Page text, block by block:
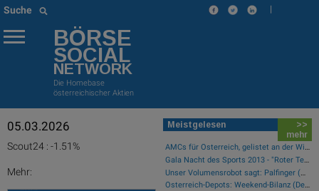
Suche |
BÖRSE
SOCIAL
NETWORK
Die Homebase
österreichischer Aktien
05.03.2026
Scout24 : -1.51%
Mehr:
Meistgelesen
>>
mehr
AMCs für Österreich, gelistet an der Wiener Börse
Gala Nacht des Sports 2013 - "Roter Teppich"
Unser Volumensrobot sagt: Palfinger (#gabb Radar)
Österreich-Depots: Weekend-Bilanz (Depot Kommentar)